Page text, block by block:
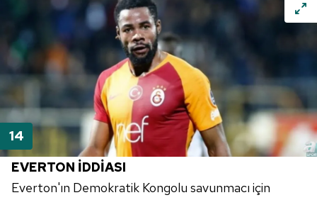
EVERTON İDDİASI
Everton'ın Demokratik Kongolu savunmacı için